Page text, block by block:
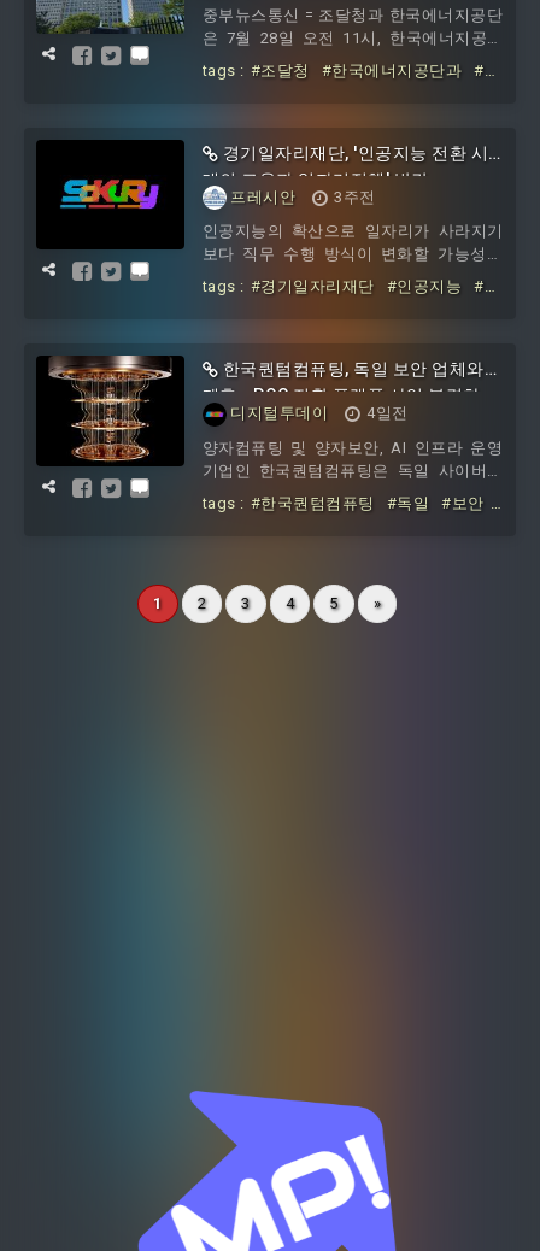
중부뉴스통신 = 조달청과 한국에너지공단
은 7월 28일 오전 11시, 한국에너지공단
서울지역본부에서 ‘조달기업 재생에너지
전환 지원 및 녹색 공공조달 확산을 위한
tags : #조달청 #한국에너지공단과
#업
경기일자리재단, '인공지능 전환 시
대의 고용과 일자리정책' 발간
프레시안
3주전
인공지능의 확산으로 일자리가 사라지기
보다 직무 수행 방식이 변화할 가능성이
큰 만큼, '직무 전환 훈련'을 중심으로 한
일자리 정책이 필요하다는 분석이 나왔다.
tags : #경기일자리재단 #인공지능
#전
한국퀀텀컴퓨팅, 독일 보안 업체와
제휴...PQC 전환 플랫폼 사업 본격화
디지털투데이
4일전
양자컴퓨팅 및 양자보안, AI 인프라 운영
기업인 한국퀀텀컴퓨팅은 독일 사이버보
안·정보관리 전문 소프트웨어 기업인 데이
터-웨어하우스와 전략적 업무협약을 체결
이터-웨어하우스는 기업 암호자산을 자동
으로 식별하고 위험도를 분석하는 P서트
tags : #한국퀀텀컴퓨팅 #독일
#보안
1 2 3 4 5 »